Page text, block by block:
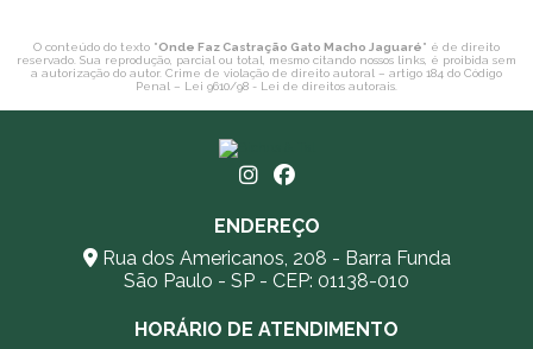
O conteúdo do texto "Onde Faz Castração Gato Macho Jaguaré" é de direito
reservado. Sua reprodução, parcial ou total, mesmo citando nossos links, é proibida sem
a autorização do autor. Crime de violação de direito autoral – artigo 184 do Código
Penal – Lei 9610/98 - Lei de direitos autorais.
ENDEREÇO
Rua dos Americanos, 208 - Barra Funda
São Paulo - SP - CEP: 01138-010
HORÁRIO DE ATENDIMENTO